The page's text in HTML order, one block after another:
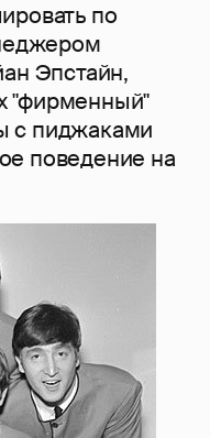
по
Эпстайн,
"фирменный"
с пиджаками
поведение на